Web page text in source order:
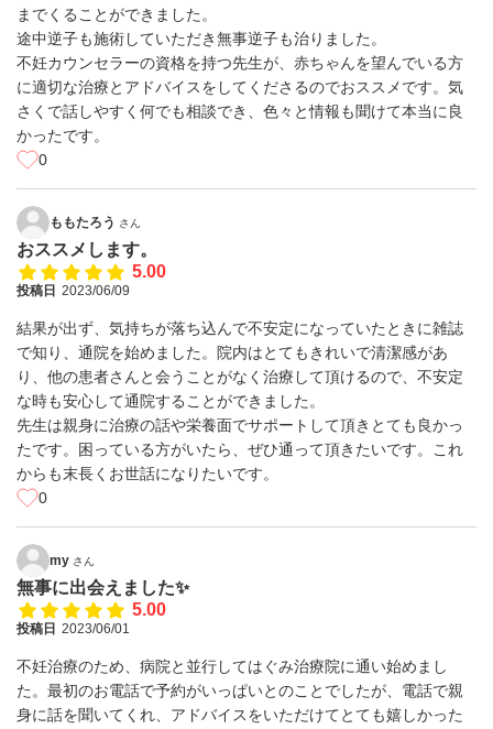
までくることができました。
途中逆子も施術していただき無事逆子も治りました。
不妊カウンセラーの資格を持つ先生が、赤ちゃんを望んでいる方
に適切な治療とアドバイスをしてくださるのでおススメです。気
さくで話しやすく何でも相談でき、色々と情報も聞けて本当に良
かったです。
0
ももたろう さん
おススメします。
5.00
投稿日 2023/06/09
結果が出ず、気持ちが落ち込んで不安定になっていたときに雑誌
で知り、通院を始めました。院内はとてもきれいで清潔感があ
り、他の患者さんと会うことがなく治療して頂けるので、不安定
な時も安心して通院することができました。
先生は親身に治療の話や栄養面でサポートして頂きとても良かっ
たです。困っている方がいたら、ぜひ通って頂きたいです。これ
からも末長くお世話になりたいです。
0
my さん
無事に出会えました✨
5.00
投稿日 2023/06/01
不妊治療のため、病院と並行してはぐみ治療院に通い始めまし
た。最初のお電話で予約がいっぱいとのことでしたが、電話で親
身に話を聞いてくれ、アドバイスをいただけてとても嬉しかった